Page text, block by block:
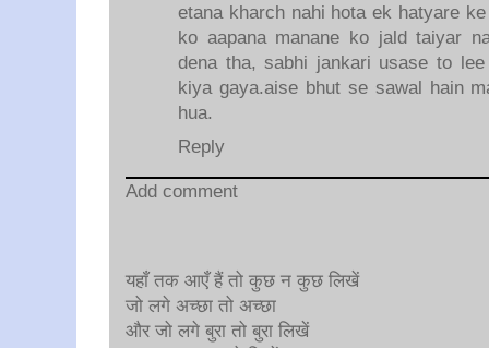
etana kharch nahi hota ek hatyare
ko aapana manane ko jald taiyar
dena tha, sabhi jankari usase to
kiya gaya.aise bhut se sawal hain
hua.
Reply
Add comment
यहाँ तक आएँ हैं तो कुछ न कुछ लिखें
जो लगे अच्छा तो अच्छा
और जो लगे बुरा तो बुरा लिखें